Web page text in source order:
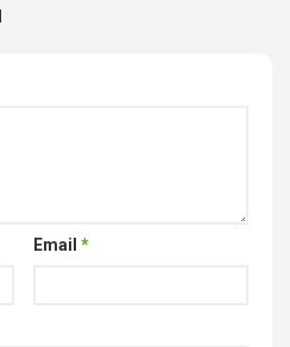
Email *